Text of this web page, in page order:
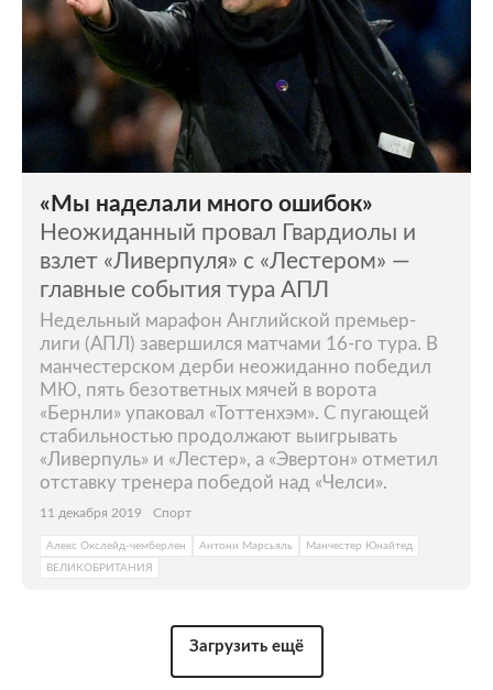
«Мы наделали много ошибок»
Неожиданный провал Гвардиолы и
взлет «Ливерпуля» с «Лестером» —
главные события тура АПЛ
Недельный марафон Английской премьер-
лиги (АПЛ) завершился матчами 16-го тура. В
манчестерском дерби неожиданно победил
МЮ, пять безответных мячей в ворота
«Бернли» упаковал «Тоттенхэм». С пугающей
стабильностью продолжают выигрывать
«Ливерпуль» и «Лестер», а «Эвертон» отметил
отставку тренера победой над «Челси».
11 декабря 2019 Спорт
Алекс Окслейд-чемберлен Антони Марсьяль
Манчестер Юнайтед
ВЕЛИКОБРИТАНИЯ
Загрузить ещё